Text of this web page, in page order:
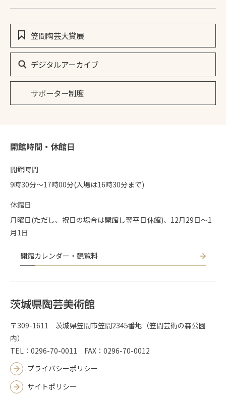
笠間陶芸大賞展
デジタルアーカイブ
サポーター制度
開館時間・休館日
開館時間
9時30分〜17時00分(入場は16時30分まで)
休館日
月曜日(ただし、祝日の場合は開館し翌平日休館)、12月29日～1
月1日
開館カレンダー・観覧料
〒309-1611 茨城県笠間市笠間2345番地（笠間芸術の森公園
内）
TEL：0296-70-0011 FAX：0296-70-0012
プライバシーポリシー
サイトポリシー